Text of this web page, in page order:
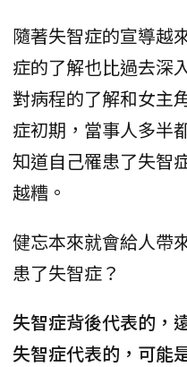
隨著失智症的宣導越
症的了解也比過去深
對病程的了解和女主
症初期，當事人多
知道自己罹患了失智
越糟。
健忘本來就會給人帶
患了失智症？
失智症背後代表的，
失智症代表的，可能